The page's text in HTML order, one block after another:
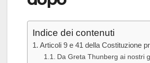
Indice dei contenuti
Articoli 9 e 41 della Costituzione
Da Greta Thunberg ai nostri